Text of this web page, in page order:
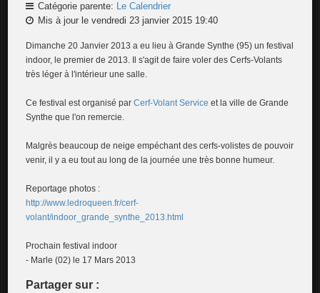
Catégorie parente: Le Calendrier
Mis à jour le vendredi 23 janvier 2015 19:40
Dimanche 20 Janvier 2013 a eu lieu à Grande Synthe (95) un festival
indoor, le premier de 2013. Il s'agit de faire voler des Cerfs-Volants
très léger à l'intérieur une salle.
Ce festival est organisé parCerf-Volant Service et la ville de Grande
Synthe que l'on remercie.
Malgrès beaucoup de neige empéchant des cerfs-volistes de pouvoir
venir, il y a eu tout au long de la journée une très bonne humeur.
Reportage photos :
http://www.ledroqueen.fr/cerf-
volant/indoor_grande_synthe_2013.html
Prochain festival indoor
- Marle (02) le 17 Mars 2013
Partager sur :